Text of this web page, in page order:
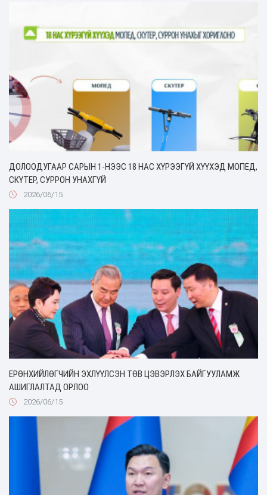
ДОЛООДУГААР САРЫН 1-НЭЭС 18 НАС ХҮРЭЭГҮЙ ХҮҮХЭД МОПЕД,
СКҮТЕР, СУРРОН УНАХГҮЙ
2026/06/15
ЕРӨНХИЙЛӨГЧИЙН ЭХЛҮҮЛСЭН ТӨВ ЦЭВЭРЛЭХ БАЙГУУЛАМЖ
АШИГЛАЛТАД ОРЛОО
2026/06/15